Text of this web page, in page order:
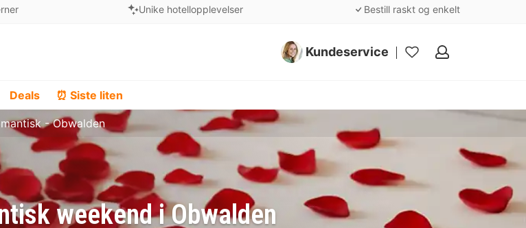
Unike hotellopplevelser Bestill raskt og enkelt
Kundeservice
Mine
Deals ⏰ Siste liten
weekend i Obwalden
- Obwalden